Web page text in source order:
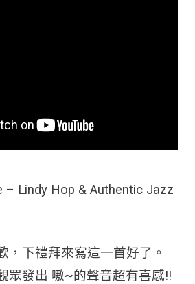
– Lindy Hop & Authentic Jazz
，下禮拜來寫這一首好了。
眾發出 嗷~的聲音超有喜感!!